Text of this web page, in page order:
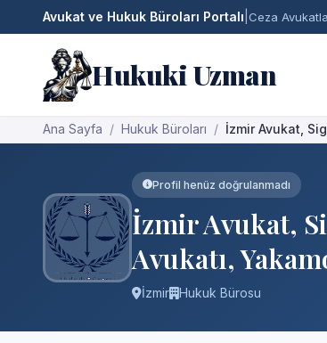
Avukat ve Hukuk Büroları Portalı Ceza
Hukuki Uzman
Ana Sayfa Hukuk Büroları İzmir Avukat,
Profil henüz doğrulanmadı
İzmir Avukat,
Avukatı,
İzmir Hukuk Bürosu